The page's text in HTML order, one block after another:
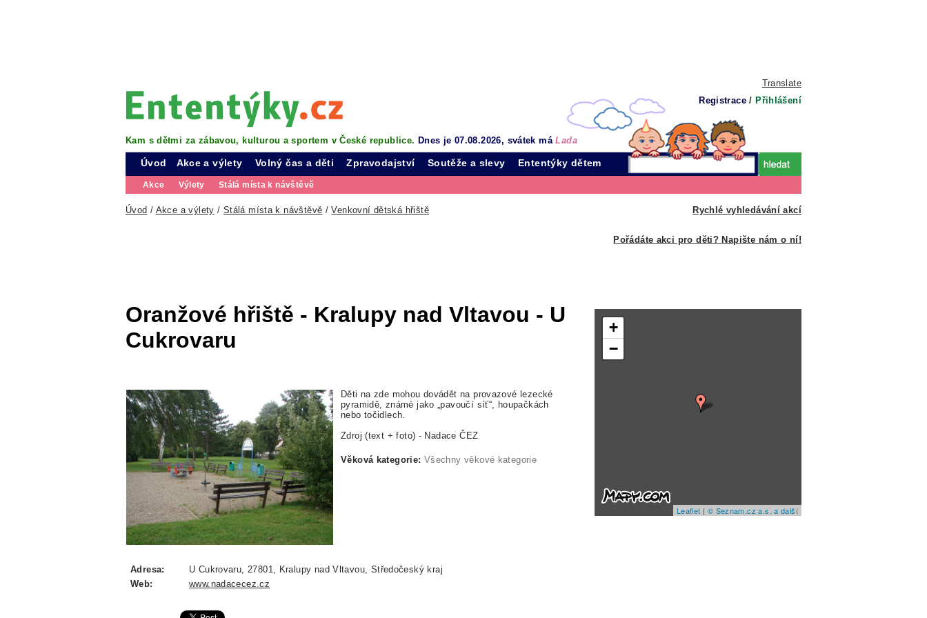
Translate
Registrace / Přihlášení
Kam s dětmi za zábavou, kulturou a sportem v České republice. Dnes je 07.08.2026, svátek máLada
Úvod Akce a výlety
Akce Výlety Stálá místa k návštěvě
Volný čas a děti Zpravodajství Soutěže a slevy Ententýky dětem
Rychlé vyhledávání akcí
Úvod / Akce a výlety / Stálá místa k návštěvě /Venkovní dětská hřiště
Pořádáte akci pro děti? Napište nám o ní!
Oranžové hřiště - Kralupy nad Vltavou - U
Cukrovaru
Děti na zde mohou dovádět na provazové lezecké
pyramidě, známé jako „pavoučí síť“, houpačkách
nebo točidlech.
Zdroj (text + foto) - Nadace ČEZ
Věková kategorie: Všechny věkové kategorie
Adresa:
U Cukrovaru, 27801, Kralupy nad Vltavou, Středočeský kraj
Web:
www.nadacecez.cz
+
−
Leaflet | © Seznam.cz a.s. a další